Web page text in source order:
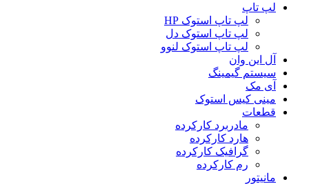
لپ تاپ
لپ تاپ استوک HP
لپ تاپ استوک دل
لپ تاپ استوک لنوو
آل این وان
سیستم گیمینگ
آی مک
مینی کیس استوک
قطعات
مادربرد کارکرده
هارد کارکرده
گرافیک کارکرده
رم کارکرده
مانیتور